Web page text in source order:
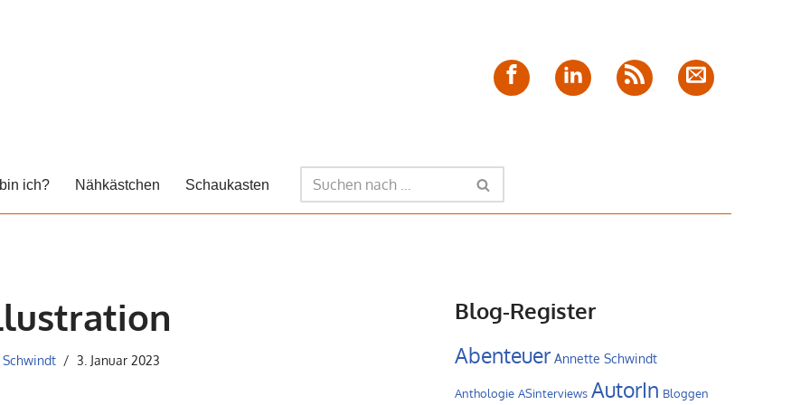
FacebookLinkedIn Feed
E-
Mail
ich? Nähkästchen Schaukasten
3. Januar 2023
Blog-Register
Abenteuer Annette Schwindt
Anthologie ASinterviews AutorIn Bloggen